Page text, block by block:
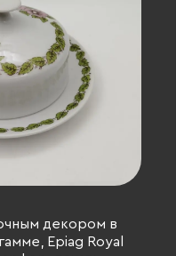
декором в
Epiag Royal